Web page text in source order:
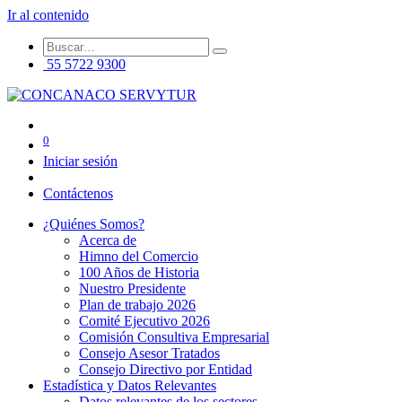
Ir al contenido
55 5722 9300
0
Iniciar sesión
Contáctenos
¿Quiénes Somos?
Acerca de
Himno del Comercio
100 Años de Historia
Nuestro Presidente
Plan de trabajo 2026
Comité Ejecutivo 2026
Comisión Consultiva Empresarial
Consejo Asesor Tratados
Consejo Directivo por Entidad
Estadística y Datos Relevantes